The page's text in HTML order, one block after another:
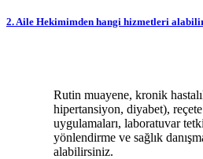
2. Aile Hekimimden hangi hizmetleri
Rutin muayene, kronik
hipertansiyon, diyabet), reçete
uygulamaları, laboratuvar
yönlendirme ve sağlık
alabilirsiniz.